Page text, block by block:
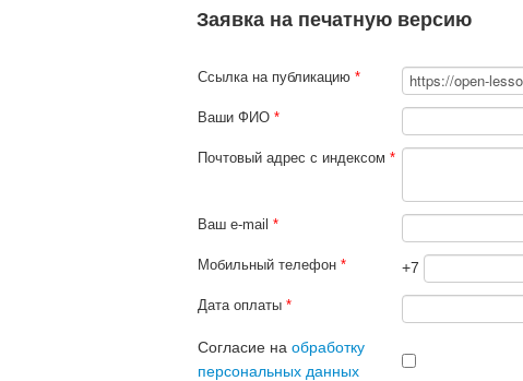
Заявка на печатную версию
Ссылка на публикацию *
Ваши ФИО *
Почтовый адрес с индексом *
Ваш e-mail *
Мобильный телефон * +7
Дата оплаты *
Согласие на обработку
персональных данных